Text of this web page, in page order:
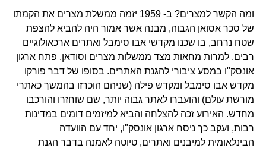
ומה הקשר למצרים? ב- 1959 יזמה ממשלת מצרים את הקמתו
של סכר אסואן הגבוה, מבנה אשר אמור היה להביא להצפת
שטח נרחב, בו שכנו מקדשי אבו סימבל ואתרים ארכאולוגיים
רבים. למרות מחאות מצד ממשלות מצרים וסודאן, פתח ארגון
אונסק"ו במסע ציבורי להגנת האתרים. בסופו של דבר פורקו
מקדש אבו סימבל ומקדש פילה (שניהם הוכרזו בהמשך כאתרי
מורשת עולם) והועברו לאתר גבוה יותר, שם שוחזרו והורכבו
מחדש. האירוע זכה להצלחה והביא למיזמים דומים במדינות
רבות, ועקב כך ניסח ארגון אונסק"ו, יחד עם הוועדה
הבינלאומית למיבנים ואתרים, טיוטה לאמנה בדבר הגנת